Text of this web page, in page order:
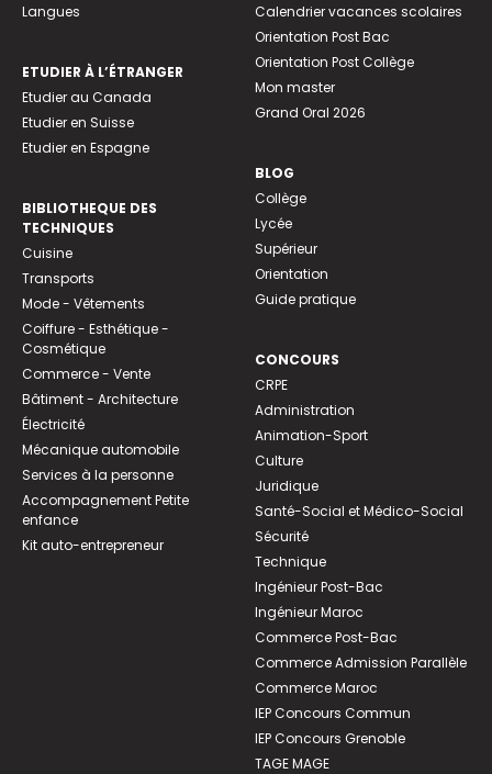
Langues
ETUDIER À L’ÉTRANGER
Etudier au Canada
Etudier en Suisse
Etudier en Espagne
BIBLIOTHEQUE DES
TECHNIQUES
Cuisine
Transports
Mode - Vêtements
Coiffure - Esthétique -
Cosmétique
Commerce - Vente
Bâtiment - Architecture
Électricité
Mécanique automobile
Services à la personne
Accompagnement Petite
enfance
Kit auto-entrepreneur
Calendrier vacances scolaires
Orientation Post Bac
Orientation Post Collège
Mon master
Grand Oral 2026
BLOG
Collège
Lycée
Supérieur
Orientation
Guide pratique
CONCOURS
CRPE
Administration
Animation-Sport
Culture
Juridique
Santé-Social et Médico-Social
Sécurité
Technique
Ingénieur Post-Bac
Ingénieur Maroc
Commerce Post-Bac
Commerce Admission Parallèle
Commerce Maroc
IEP Concours Commun
IEP Concours Grenoble
TAGE MAGE